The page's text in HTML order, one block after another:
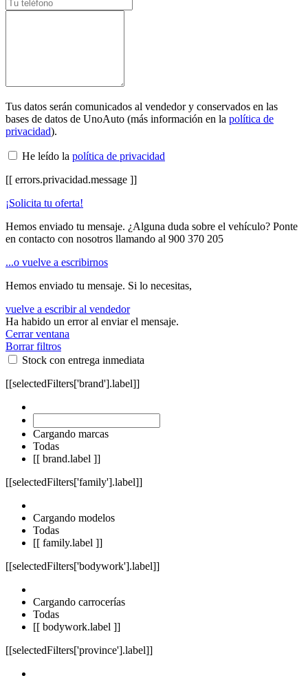
Tus datos serán comunicados al vendedor y conservados en las
bases de datos de UnoAuto (más información en la política de
privacidad).
He leído la política de privacidad
[[ errors.privacidad.message ]]
¡Solicita tu oferta!
Hemos enviado tu mensaje. ¿Alguna duda sobre el vehículo? Ponte
en contacto con nosotros llamando al 900 370 205
...o vuelve a escribirnos
Hemos enviado tu mensaje. Si lo necesitas,
vuelve a escribir al vendedor
Ha habido un error al enviar el mensaje.
Cerrar ventana
Borrar filtros
Stock con entrega inmediata
[[selectedFilters['brand'].label]]
Cargando marcas
Todas
[[ brand.label ]]
[[selectedFilters['family'].label]]
Cargando modelos
Todas
[[ family.label ]]
[[selectedFilters['bodywork'].label]]
Cargando carrocerías
Todas
[[ bodywork.label ]]
[[selectedFilters['province'].label]]